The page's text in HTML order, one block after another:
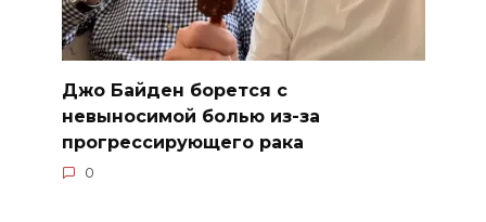
Джо Байден борется с
невыносимой болью из-за
прогрессирующего рака
0